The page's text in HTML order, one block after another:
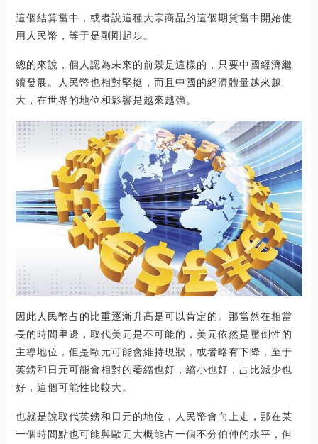
這個結算當中，或者說這種大宗商品的這個期貨當中開始使
用人民幣，等于是剛剛起步。
總的來說，個人認為未來的前景是這樣的，只要中國經濟繼
續發展。人民幣也相對堅挺，而且中國的經濟體量越來越
大，在世界的地位和影響是越來越強。
因此人民幣占的比重逐漸升高是可以肯定的。那當然在相當
長的時間里邊，取代美元是不可能的，美元依然是壓倒性的
主導地位，但是歐元可能會維持現狀，或者略有下降，至于
英鎊和日元可能會相對的萎縮也好，縮小也好，占比減少也
好，這個可能性比較大。
也就是說取代英鎊和日元的地位，人民幣會向上走，那在某
一個時間點也可能與歐元大概能占一個不分伯仲的水平，但